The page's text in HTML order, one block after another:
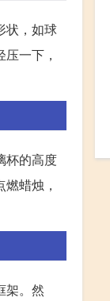
状，如球
一下，
杯的高度
蜡烛，
架。然